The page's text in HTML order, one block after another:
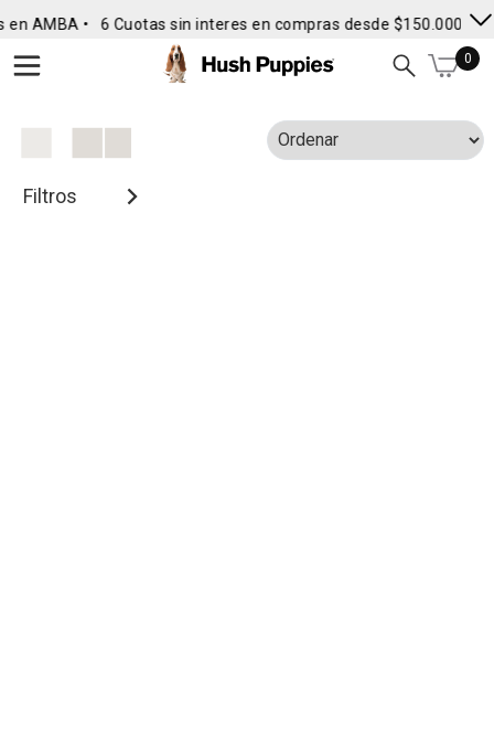
en AMBA • 6 Cuotas sin interes en compras desde $150.000 •
0
Filtros